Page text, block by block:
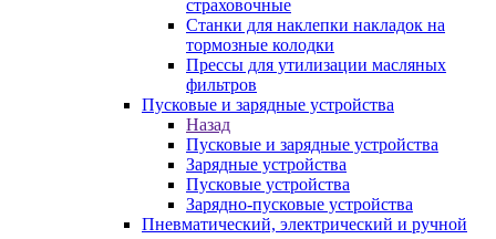
страховочные
Станки для наклепки накладок на
тормозные колодки
Прессы для утилизации масляных
фильтров
Пусковые и зарядные устройства
Назад
Пусковые и зарядные устройства
Зарядные устройства
Пусковые устройства
Зарядно-пусковые устройства
Пневматический, электрический и ручной